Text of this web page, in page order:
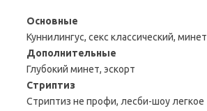
Основные
Куннилингус, секс классический, минет
Дополнительные
Глубокий минет, эскорт
Стриптиз
Стриптиз не профи, лесби-шоу легкое